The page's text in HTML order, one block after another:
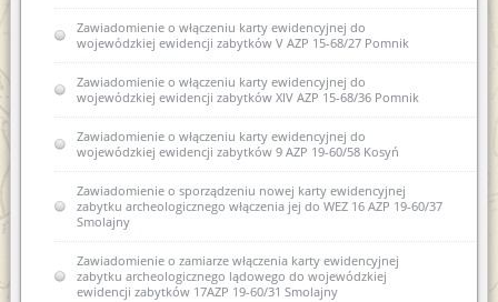
Zawiadomienie o włączeniu karty ewidencyjnej do
wojewódzkiej ewidencji zabytków V AZP 15-68/27 Pomnik
Zawiadomienie o włączeniu karty ewidencyjnej do
wojewódzkiej ewidencji zabytków XIV AZP 15-68/36 Pomnik
Zawiadomienie o włączeniu karty ewidencyjnej do
wojewódzkiej ewidencji zabytków 9 AZP 19-60/58 Kosyń
Zawiadomienie o sporządzeniu nowej karty ewidencyjnej
zabytku archeologicznego włączenia jej do WEZ 16 AZP 19-60/37
Smolajny
Zawiadomienie o zamiarze włączenia karty ewidencyjnej
zabytku archeologicznego lądowego do wojewódzkiej
ewidencji zabytków 17AZP 19-60/31 Smolajny